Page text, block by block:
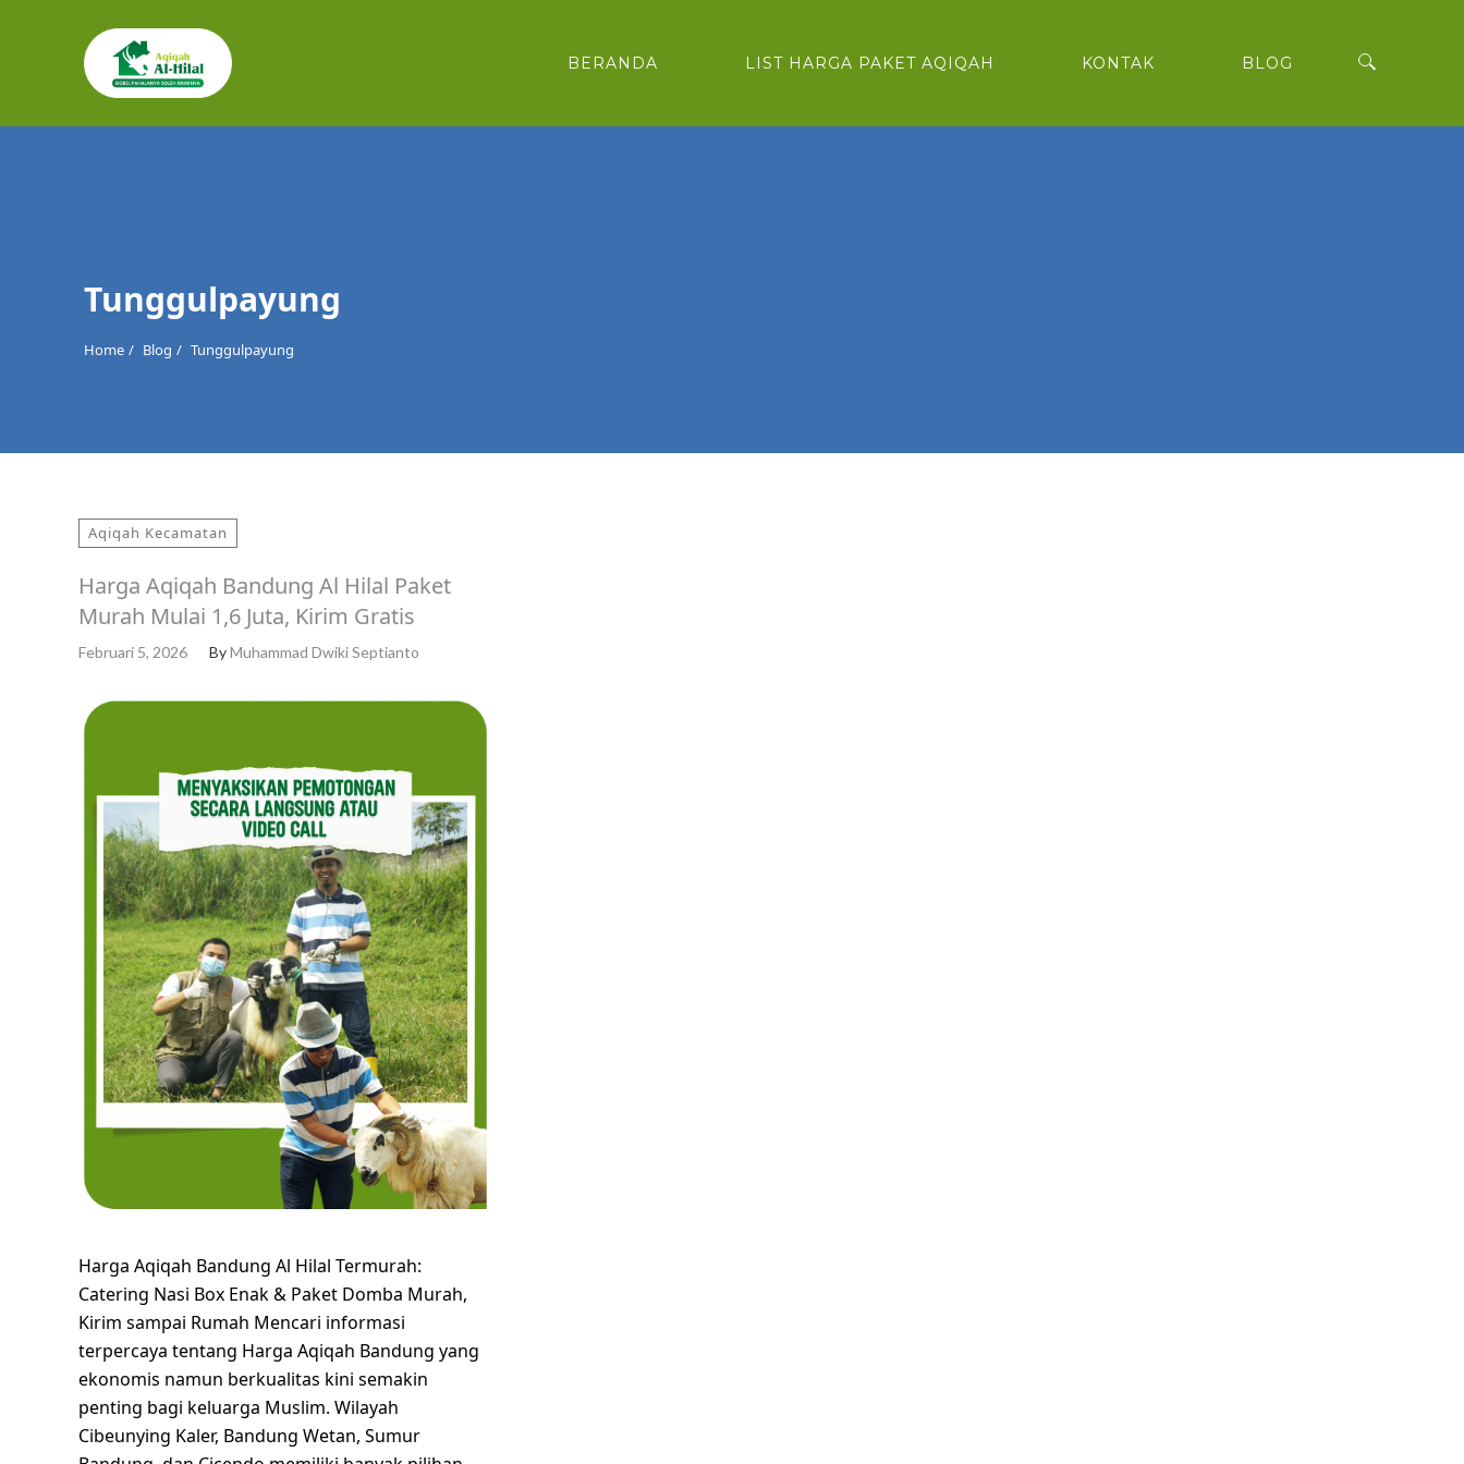
BERANDA LIST HARGA PAKET AQIQAH KONTAK BLOG
Cari
Tunggulpayung
Home Blog Tunggulpayung
Aqiqah Kecamatan
Harga Aqiqah Bandung Al Hilal Paket
Murah Mulai 1,6 Juta, Kirim Gratis
Februari 5, 2026 ByMuhammad Dwiki Septianto
Harga Aqiqah Bandung Al Hilal Termurah:
Catering Nasi Box Enak & Paket Domba Murah,
Kirim sampai Rumah Mencari informasi
terpercaya tentang Harga Aqiqah Bandung yang
ekonomis namun berkualitas kini semakin
penting bagi keluarga Muslim. Wilayah
Cibeunying Kaler, Bandung Wetan, Sumur